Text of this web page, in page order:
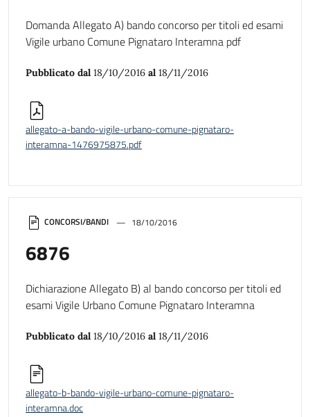
CONCORSI/BANDI 18/10/2016
6876
Dichiarazione Allegato B) al bando concorso per titoli ed
esami Vigile Urbano Comune Pignataro Interamna
Pubblicato dal 18/10/2016 al 18/11/2016
allegato-b-bando-vigile-urbano-comune-pignataro-
interamna.doc
Domanda Allegato A) bando concorso per titoli ed esami
Vigile urbano Comune Pignataro Interamna pdf
Pubblicato dal 18/10/2016 al 18/11/2016
allegato-a-bando-vigile-urbano-comune-pignataro-
interamna-1476975875.pdf